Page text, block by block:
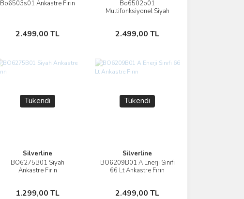
Bo6503s01 Ankastre Fırın
2.499,00 TL
İncele
Stokta Yok
Bo6502b01
Multifonksiyonel Siyah
2.499,00 TL
İncele
Stokta Yok
Tükendi
Silverline
BO6275B01 Siyah
Ankastre Fırın
1.299,00 TL
İncele
Stokta Yok
Tükendi
Silverline
BO6209B01 A Enerji Sınıfı
66 Lt Ankastre Fırın
2.499,00 TL
İncele
Stokta Yok